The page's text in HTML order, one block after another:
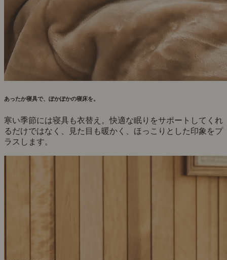
あったか寝具で、ぽかぽかの寝床を。
寒い季節には寝具も衣替え。快適な眠りをサポートしてくれ
るだけではなく、見た目も暖かく、ほっこりとした印象をプ
ラスします。